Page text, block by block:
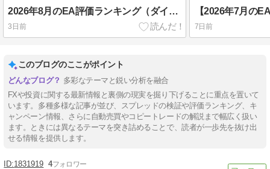
2026年8月のEA評価ランキング（ダイジェスト版）
3日前 7日前
このブログのここがポイント
多彩なテーマと鋭い分析を融合
FXや投資に関する最新情報と裏側の現実を掘り下げることに重点を置いて
います。多種多様な記事が並び、スプレッドの検証や評価ランキング、キ
ャンペーン情報、さらに自動売買やコピートレードの解説まで幅広く扱い
ます。ときには異なるテーマを突き詰めることで、読者が一歩先を抜け出
せる情報を提供します。
1831919 4